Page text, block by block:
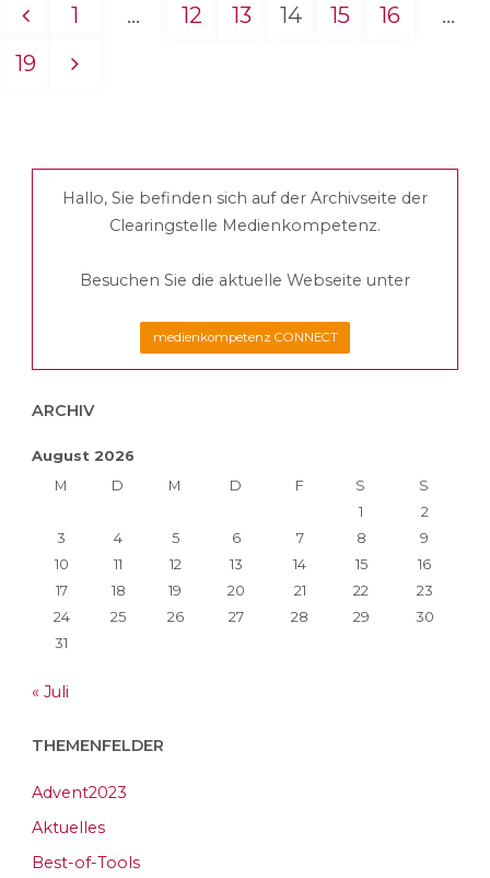
Weiterentwicklung
Seitennummerierung
Beiträge
1 … 12 13 14 15 16
…
19
Hallo, Sie befinden sich auf der Archivseite der
Clearingstelle Medienkompetenz.
Besuchen Sie die aktuelle Webseite unter
medienkompetenz CONNECT
ARCHIV
August 2026
M
D M D F S
S
1
2
3
4 5 6 7 8
9
10
11 12 13 14 15
16
17
18 19 20 21 22
23
24
25 26 27 28 29
30
31
« Juli
THEMENFELDER
Advent2023
Aktuelles
Best-of-Tools